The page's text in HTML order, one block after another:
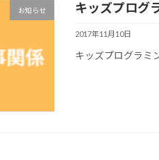
お知らせ キッズプログ
2017年11月10日
キッズプログラミ